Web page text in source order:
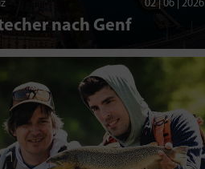
02 | 06 | 2026
nach Genf